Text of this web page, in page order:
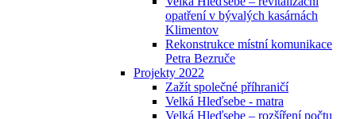
opatření v bývalých kasárnách
Klimentov
Rekonstrukce místní komunikace
Petra Bezruče
Projekty 2022
Zažít společné příhraničí
Velká Hleďsebe - matra
Velká Hleďsebe – rozšíření počtu